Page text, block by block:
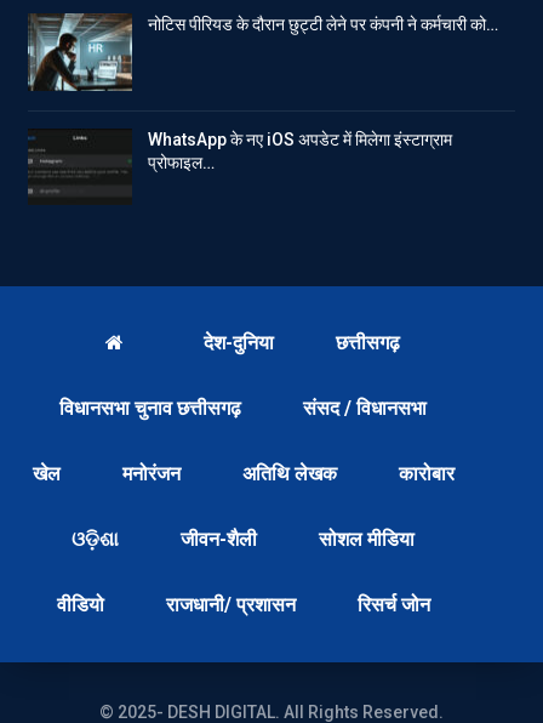
नोटिस पीरियड के दौरान छुट्टी लेने पर कंपनी ने कर्मचारी को…
WhatsApp के नए iOS अपडेट में मिलेगा इंस्टाग्राम
प्रोफाइल…
देश-दुनिया छत्तीसगढ़
विधानसभा चुनाव छत्तीसगढ़ संसद / विधानसभा
खेल मनोरंजन अतिथि लेखक कारोबार
ଓଡ଼ିଶା जीवन-शैली सोशल मीडिया
वीडियो राजधानी/ प्रशासन रिसर्च जोन
© 2025- DESH DIGITAL. All Rights Reserved.